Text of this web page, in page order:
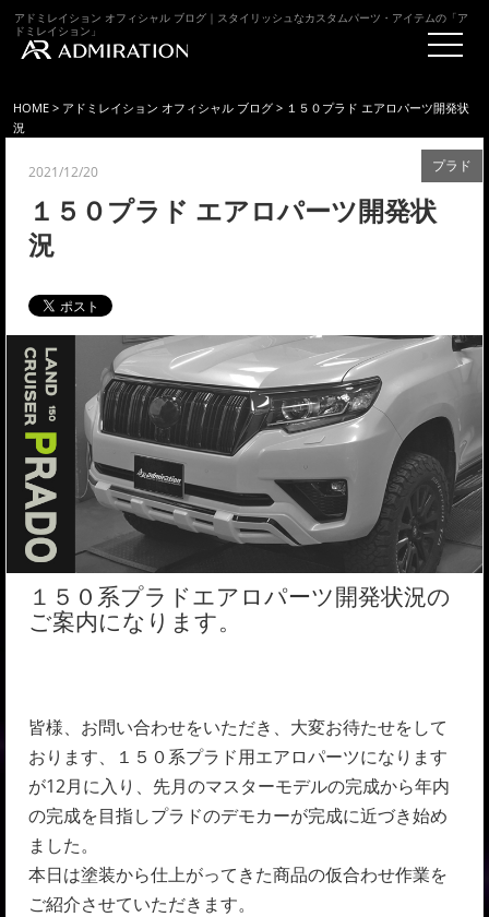
アドミレイション オフィシャル ブログ｜スタイリッシュなカスタムパーツ・アイテムの「ア
ドミレイション」
HOME > アドミレイション オフィシャル ブログ > １５０プラド エアロパーツ開発状
況
プラド
2021/12/20
１５０プラド エアロパーツ開発状
況
１５０系プラドエアロパーツ開発状況の
ご案内になります。
皆様、お問い合わせをいただき、大変お待たせをして
おります、１５０系プラド用エアロパーツになります
が12月に入り、先月のマスターモデルの完成から年内
の完成を目指しプラドのデモカーが完成に近づき始め
ました。
本日は塗装から仕上がってきた商品の仮合わせ作業を
ご紹介させていただきます。